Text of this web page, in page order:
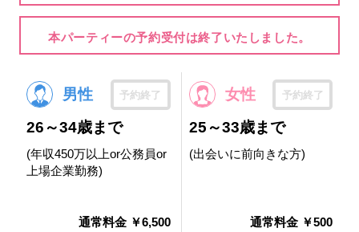
本パーティーの予約受付は終了いたしました。
男性 予約終了
26～34歳まで
(年収450万以上or公務員or
上場企業勤務)
通常料金 ￥6,500
女性 予約終了
25～33歳まで
(出会いに前向きな方)
通常料金 ￥500